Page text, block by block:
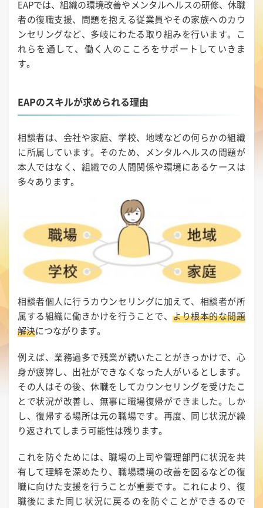
EAPでは、組織の環境改善やメンタルヘルスの研修、休職
者の復職支援、問題を抱える従業員やその家族へのカウ
ンセリングなど、多岐にわたる取り組みを行います。こ
れらを通して、働く人のこころをサポートしていきま
す。
EAPのスキルが求められる理由
相談者は、会社や家庭、学校、地域などの何らかの組織
に所属しています。そのため、メンタルヘルスの問題が
本人ではなく、組織での人間関係や環境にあるケースは
多々あります。
相談者個人に行うカウンセリングに加えて、相談者が所
属する組織に働きかけを行うことで、より根本的な問題
解決につながります。
例えば、業務過多で残業が続いたことがきっかけで、心
身が疲弊し、出社ができなくなった人がいるとします。
その人はその後、休職をしてカウンセリングを受けたこ
とで状況が改善し、無事に職場復帰ができました。しか
し、復帰する場所は元の職場です。再度、同じ状況が繰
り返されてしまう可能性は残ります。
これを防ぐためには、職場の上司や管理部門に状況を共
有して理解を深めたり、職場環境の改善を図るなどの復
職に向けた支援を行うことが重要です。これにより、復
職後にまた同じ状況に戻るのを防ぐことができるので